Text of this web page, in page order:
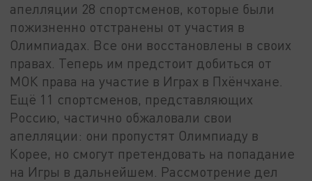
апелляции 28 спортсменов, которые были
пожизненно отстранены от участия в
Олимпиадах. Все они восстановлены в своих
правах. Теперь им предстоит добиться от
МОК права на участие в Играх в Пхёнчхане.
Ещё 11 спортсменов, представляющих
Россию, частично обжаловали свои
апелляции: они пропустят Олимпиаду в
Корее, но смогут претендовать на попадание
на Игры в дальнейшем. Рассмотрение дел